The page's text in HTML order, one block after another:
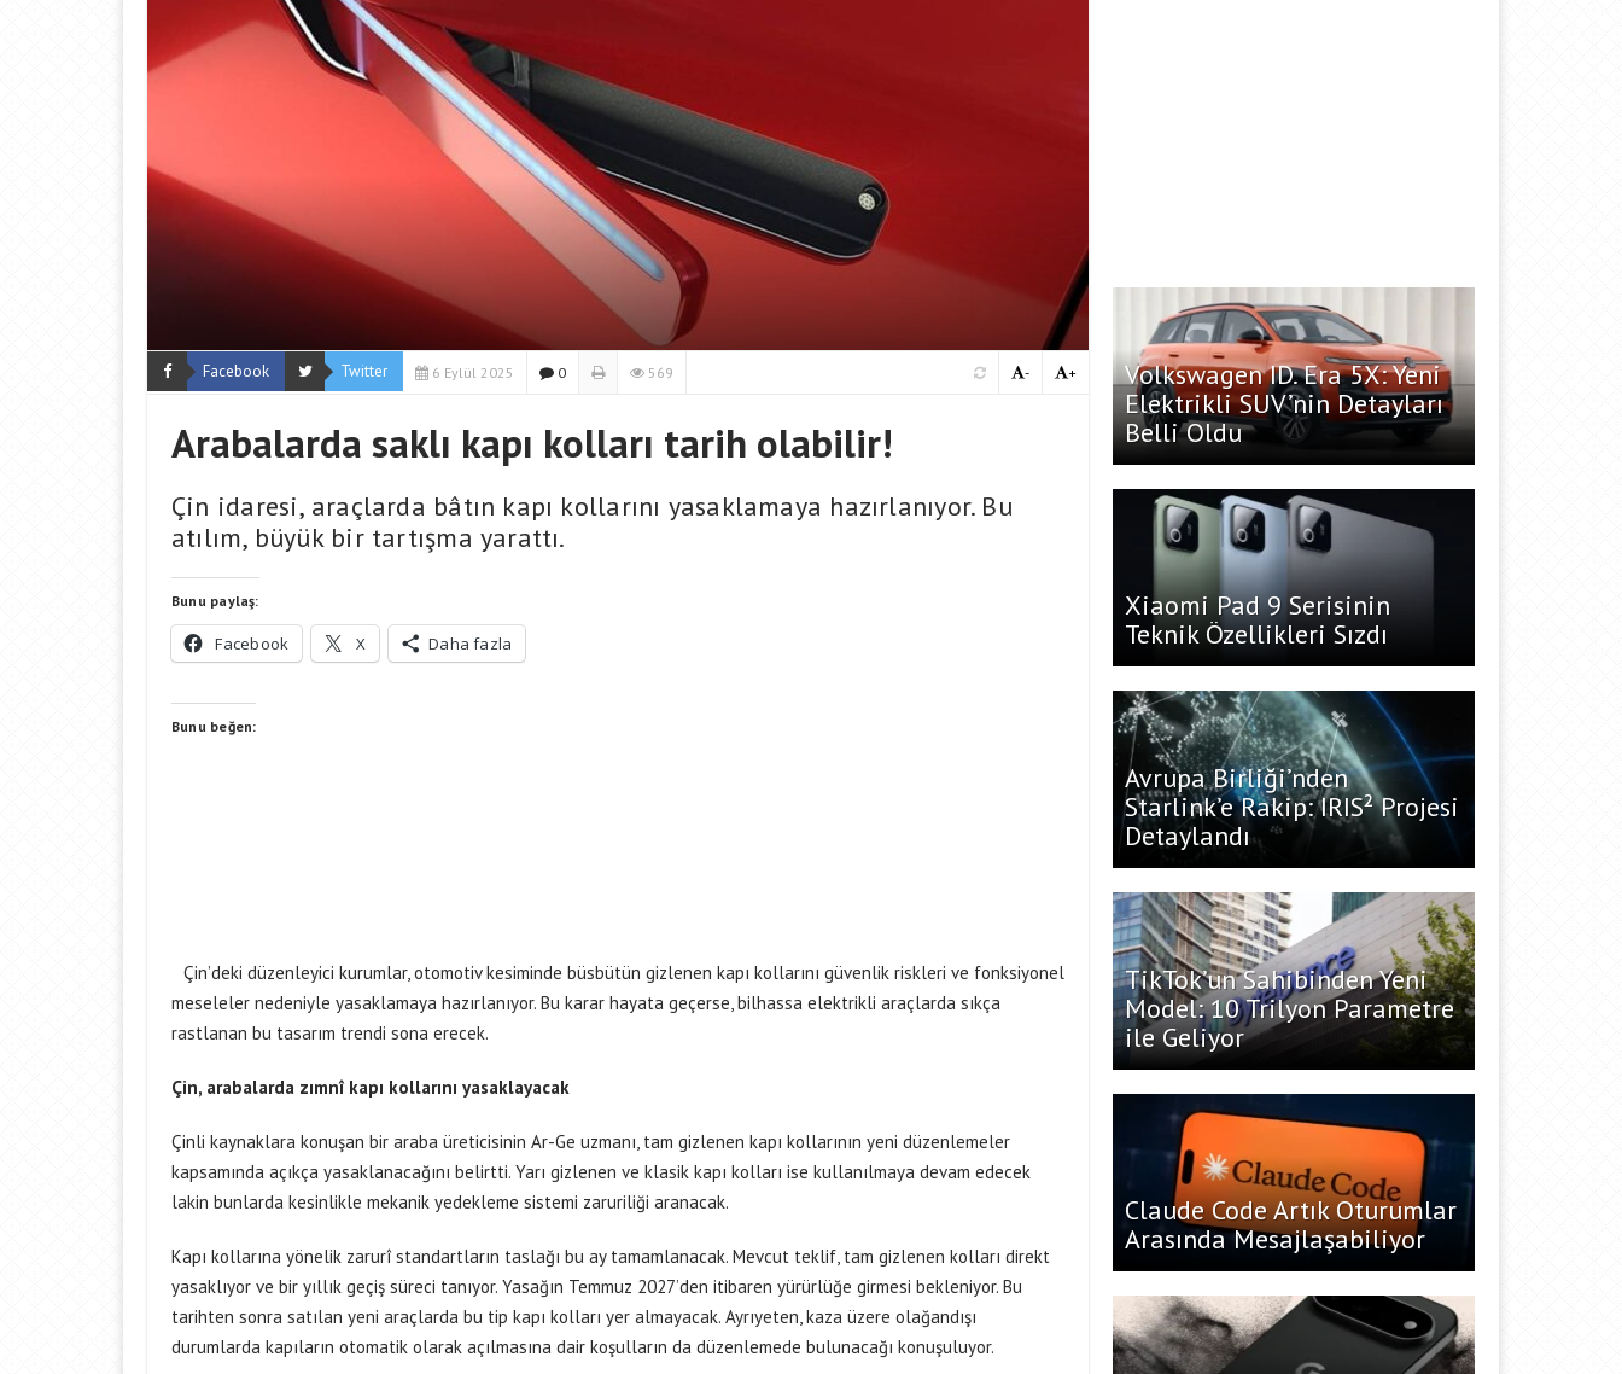
Facebook Twitter 6 Eylül 2025 0 569 +
-
Arabalarda saklı kapı kolları tarih olabilir!
Çin idaresi, araçlarda bâtın kapı kollarını yasaklamaya hazırlanıyor. Bu
atılım, büyük bir tartışma yarattı.
Bunu paylaş:
Facebook X Daha fazla
Bunu beğen:
Çin’deki düzenleyici kurumlar, otomotiv kesiminde büsbütün gizlenen kapı kollarını güvenlik riskleri ve fonksiyonel
meseleler nedeniyle yasaklamaya hazırlanıyor. Bu karar hayata geçerse, bilhassa elektrikli araçlarda sıkça
rastlanan bu tasarım trendi sona erecek.
Çin, arabalarda zımnî kapı kollarını yasaklayacak
Çinli kaynaklara konuşan bir araba üreticisinin Ar-Ge uzmanı, tam gizlenen kapı kollarının yeni düzenlemeler
kapsamında açıkça yasaklanacağını belirtti. Yarı gizlenen ve klasik kapı kolları ise kullanılmaya devam edecek
lakin bunlarda kesinlikle mekanik yedekleme sistemi zaruriliği aranacak.
Kapı kollarına yönelik zarurî standartların taslağı bu ay tamamlanacak. Mevcut teklif, tam gizlenen kolları direkt
yasaklıyor ve bir yıllık geçiş süreci tanıyor. Yasağın Temmuz 2027’den itibaren yürürlüğe girmesi bekleniyor. Bu
tarihten sonra satılan yeni araçlarda bu tip kapı kolları yer almayacak. Ayrıyeten, kaza üzere olağandışı
durumlarda kapıların otomatik olarak açılmasına dair koşulların da düzenlemede bulunacağı konuşuluyor.
Volkswagen ID. Era 5X: Yeni
Elektrikli SUV’nin Detayları
Belli Oldu
Xiaomi Pad 9 Serisinin
Teknik Özellikleri Sızdı
Avrupa Birliği’nden
Starlink’e Rakip: IRIS² Projesi
Detaylandı
TikTok’un Sahibinden Yeni
Model: 10 Trilyon Parametre
ile Geliyor
Claude Code Artık Oturumlar
Arasında Mesajlaşabiliyor